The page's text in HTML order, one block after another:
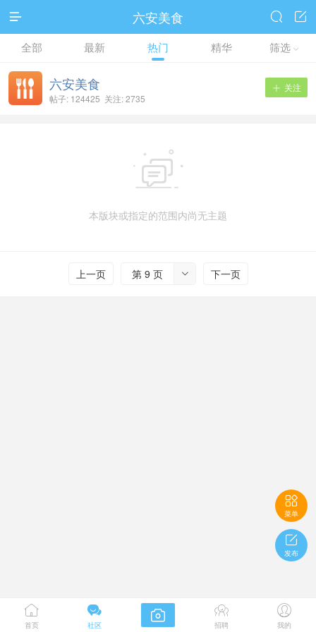
 六安美食 

全部 最新 热门 精华 筛选 
 关注
六安美食
帖子: 124425 关注: 2735

本版块或指定的范围内尚无主题
上一页 
第 9 页 下一页

菜单

发布

首页

社区
 
招聘

我的